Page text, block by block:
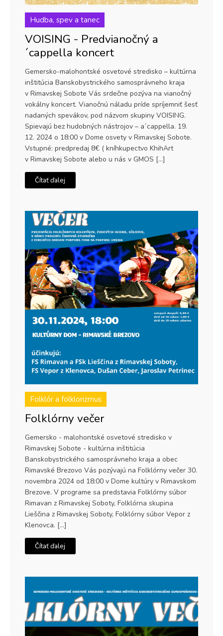
Hudba, spev a tanec
VOISING - Predvianočný a
´cappella koncert
Gemersko-malohontské osvetové stredisko – kultúrna
inštitúcia Banskobystrického samosprávneho kraja
v Rimavskej Sobote Vás srdečne pozýva na vianočný
vokálny koncert. Vianočnú náladu príde spríjemniť šesť
nadaných spevákov, pod názvom skupiny VOISING.
Spievajú bez hudobných nástrojov – a´cappella. 19.
12. 2024 o 18:00 v Dome osvety v Rimavskej Sobote.
Vstupné: predpredaj 8€ ( kníhkupectvo KhihArt
v Rimavskej Sobote alebo u nás v GMOS […]
Čítať ďalej
Folklór a folklorizmus
Folklórny večer
Gemersko - malohontské osvetové stredisko v
Rimavskej Sobote - kultúrna inštitúcia
Banskobystrického samosprávneho kraja a obec
Rimavské Brezovo Vás pozývajú na Folklórny večer 30.
novembra 2024 od 18:00 v Dome kultúry v Rimavskom
Brezove. V programe sa predstavia Folklórny súbor
Rimavan z Rimavskej Soboty, Folklórna skupina
Lieščina z Rimavskej Soboty, Folklórny súbor Vepor z
Klenovca. […]
Čítať ďalej